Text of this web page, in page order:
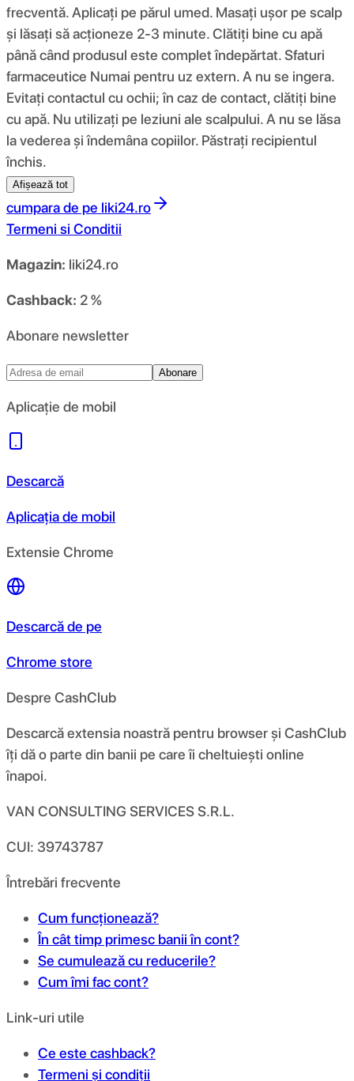
frecventă. Aplicați pe părul umed. Masați ușor pe scalp
și lăsați să acționeze 2-3 minute. Clătiți bine cu apă
până când produsul este complet îndepărtat. Sfaturi
farmaceutice Numai pentru uz extern. A nu se ingera.
Evitați contactul cu ochii; în caz de contact, clătiți bine
cu apă. Nu utilizați pe leziuni ale scalpului. A nu se lăsa
la vederea și îndemâna copiilor. Păstrați recipientul
închis.
Afișează tot
cumpara de pe liki24.ro
Termeni si Conditii
Magazin: liki24.ro
Cashback: 2 %
Abonare newsletter
Abonare
Aplicație de mobil
Descarcă
Aplicația de mobil
Extensie Chrome
Descarcă de pe
Chrome store
Despre CashClub
Descarcă extensia noastră pentru browser și CashClub
îți dă o parte din banii pe care îi cheltuiești online
înapoi.
VAN CONSULTING SERVICES S.R.L.
CUI: 39743787
Întrebări frecvente
Cum funcționează?
În cât timp primesc banii în cont?
Se cumulează cu reducerile?
Cum îmi fac cont?
Link-uri utile
Ce este cashback?
Termeni și condiții